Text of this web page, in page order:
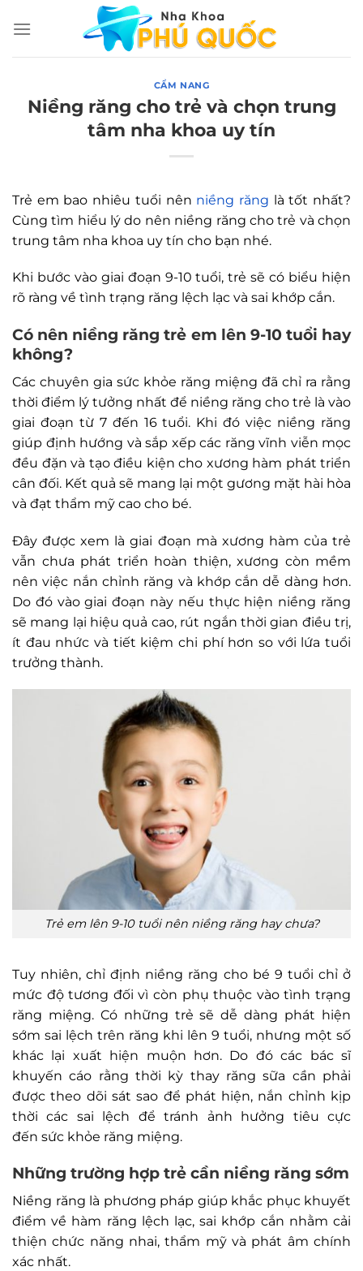
đến
CẨM NANG
Niềng răng cho trẻ và chọn trung
tâm nha khoa uy tín
Trẻ em bao nhiêu tuổi nên niềng răng là tốt nhất?
Cùng tìm hiểu lý do nên niềng răng cho trẻ và chọn
trung tâm nha khoa uy tín cho bạn nhé.
Khi bước vào giai đoạn 9-10 tuổi, trẻ sẽ có biểu hiện
rõ ràng về tình trạng răng lệch lạc và sai khớp cắn.
Có nên niềng răng trẻ em lên 9-10 tuổi hay
không?
Các chuyên gia sức khỏe răng miệng đã chỉ ra rằng
thời điểm lý tưởng nhất để niềng răng cho trẻ là vào
giai đoạn từ 7 đến 16 tuổi. Khi đó việc niềng răng
giúp định hướng và sắp xếp các răng vĩnh viễn mọc
đều đặn và tạo điều kiện cho xương hàm phát triển
cân đối. Kết quả sẽ mang lại một gương mặt hài hòa
và đạt thẩm mỹ cao cho bé.
Đây được xem là giai đoạn mà xương hàm của trẻ
vẫn chưa phát triển hoàn thiện, xương còn mềm
nên việc nắn chỉnh răng và khớp cắn dễ dàng hơn.
Do đó vào giai đoạn này nếu thực hiện niềng răng
sẽ mang lại hiệu quả cao, rút ngắn thời gian điều trị,
ít đau nhức và tiết kiệm chi phí hơn so với lứa tuổi
trưởng thành.
Trẻ em lên 9-10 tuổi nên niềng răng hay chưa?
Tuy nhiên, chỉ định niềng răng cho bé 9 tuổi chỉ ở
mức độ tương đối vì còn phụ thuộc vào tình trạng
răng miệng. Có những trẻ sẽ dễ dàng phát hiện
sớm sai lệch trên răng khi lên 9 tuổi, nhưng một số
khác lại xuất hiện muộn hơn. Do đó các bác sĩ
khuyến cáo rằng thời kỳ thay răng sữa cần phải
được theo dõi sát sao để phát hiện, nắn chỉnh kịp
thời các sai lệch để tránh ảnh hưởng tiêu cực
đến sức khỏe răng miệng.
Những trường hợp trẻ cần niềng răng sớm
Niềng răng là phương pháp giúp khắc phục khuyết
điểm về hàm răng lệch lạc, sai khớp cắn nhằm cải
thiện chức năng nhai, thẩm mỹ và phát âm chính
xác nhất.